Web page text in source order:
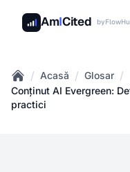
AmICited by
Home
/ Acasă / Glosar /
Conținut AI Evergreen:
practici